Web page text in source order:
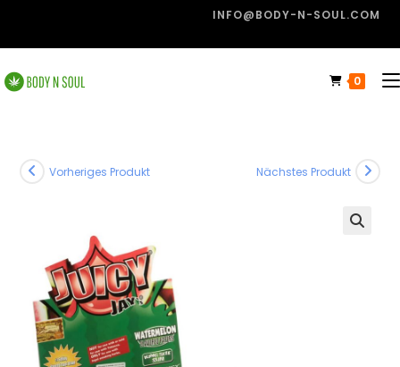
INFO@BODY-N-SOUL.COM
0
Vorheriges Produkt Nächstes Produkt